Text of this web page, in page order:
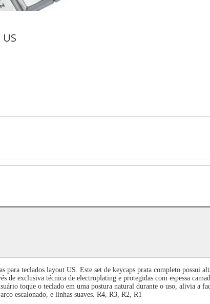
para teclados layout US. Este set de keycaps prata completo
de exclusiva técnica de electroplating e protegidas com espessa
toque o teclado em uma postura natural durante o uso, alivia a
escalonado, e linhas suaves. R4, R3, R2, R1